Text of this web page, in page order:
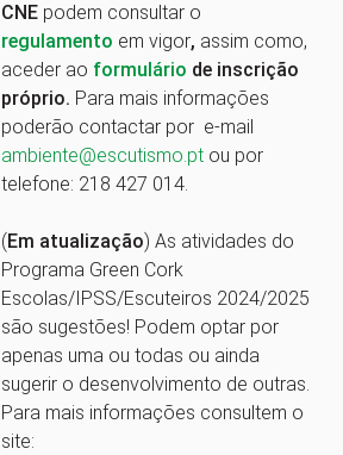
CNE podem consultar o
regulamento em vigor, assim como,
aceder ao formulário de inscrição
próprio. Para mais informações
poderão contactar por e-mail
ambiente@escutismo.pt ou por
telefone: 218 427 014.
( Em atualização) As atividades do
Programa Green Cork
Escolas/IPSS/Escuteiros 2024/2025
são sugestões! Podem optar por
apenas uma ou todas ou ainda
sugerir o desenvolvimento de outras.
Para mais informações consultem o
site: